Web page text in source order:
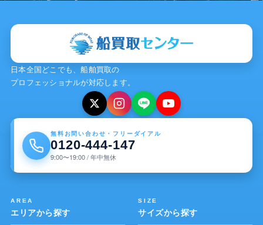
日本全国どこでも、船舶買取の
プロフェッショナルが対応します。
無料お問い合わせ・フリーダイアル
0120-444-147
9:00〜19:00 / 年中無休
AREA
エリアから探す
SIZE
サイズから探す